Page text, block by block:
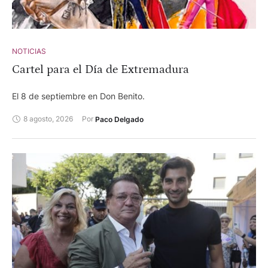
NOTICIAS
Cartel para el Día de Extremadura
El 8 de septiembre en Don Benito.
8 agosto, 2026 Por Paco Delgado